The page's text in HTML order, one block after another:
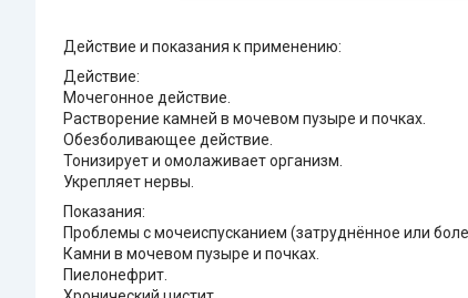
Действие и показания к применению:
Действие:
Мочегонное действие.
Растворение камней в мочевом пузыре и почках.
Обезболивающее действие.
Тонизирует и омолаживает организм.
Укрепляет нервы.
Показания:
Проблемы с мочеиспусканием (затруднённое или
Камни в мочевом пузыре и почках.
Пиелонефрит.